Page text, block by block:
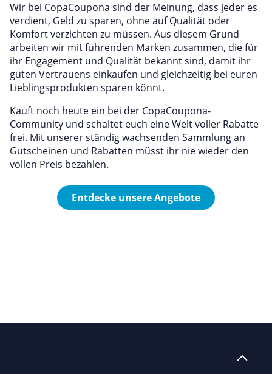
Wir bei CopaCoupona sind der Meinung, dass jeder es
verdient, Geld zu sparen, ohne auf Qualität oder
Komfort verzichten zu müssen. Aus diesem Grund
arbeiten wir mit führenden Marken zusammen, die für
ihr Engagement und Qualität bekannt sind, damit ihr
guten Vertrauens einkaufen und gleichzeitig bei euren
Lieblingsprodukten sparen könnt.
Kauft noch heute ein bei der CopaCoupona-
Community und schaltet euch eine Welt voller Rabatte
frei. Mit unserer ständig wachsenden Sammlung an
Gutscheinen und Rabatten müsst ihr nie wieder den
vollen Preis bezahlen.
Entdecke unsere Angebote